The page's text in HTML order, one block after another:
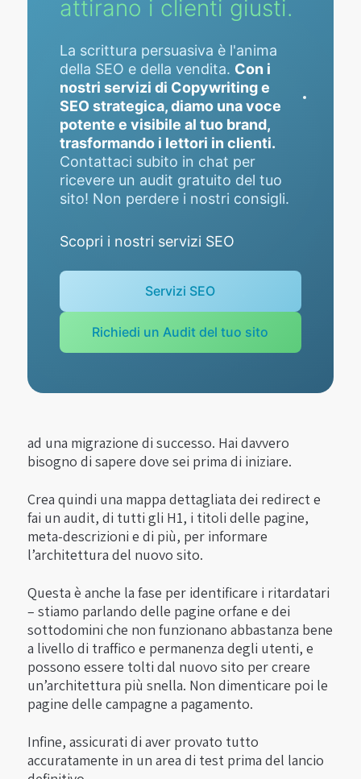
attirano i clienti giusti.
La scrittura persuasiva è l'anima
della SEO e della vendita. Con i
nostri servizi di Copywriting e
SEO strategica, diamo una voce
potente e visibile al tuo brand,
trasformando i lettori in clienti.
Contattaci subito in chat per
ricevere un audit gratuito del tuo
sito! Non perdere i nostri consigli.
Scopri i nostri servizi SEO
Servizi SEO
Richiedi un Audit del tuo sito
ad una migrazione di successo. Hai davvero
bisogno di sapere dove sei prima di iniziare.
Crea quindi una mappa dettagliata dei redirect e
fai un audit, di tutti gli H1, i titoli delle pagine,
meta-descrizioni e di più, per informare
l’architettura del nuovo sito.
Questa è anche la fase per identificare i ritardatari
– stiamo parlando delle pagine orfane e dei
sottodomini che non funzionano abbastanza bene
a livello di traffico e permanenza degli utenti, e
possono essere tolti dal nuovo sito per creare
un’architettura più snella. Non dimenticare poi le
pagine delle campagne a pagamento.
Infine, assicurati di aver provato tutto
accuratamente in un area di test prima del lancio